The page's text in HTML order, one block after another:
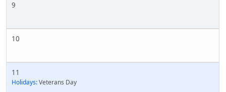
9
10
11
Holidays:Veterans Day